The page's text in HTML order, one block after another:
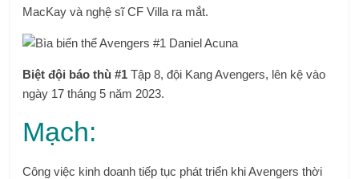
MacKay và nghệ sĩ CF Villa ra mắt.
Biệt đội báo thù #1 Tập 8, đội Kang Avengers, lên kệ vào
ngày 17 tháng 5 năm 2023.
Mạch:
Công việc kinh doanh tiếp tục phát triển khi Avengers thời